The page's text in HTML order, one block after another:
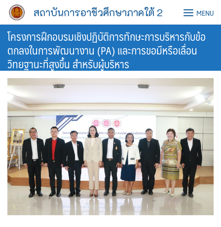
Skip
content
สถาบันการอาชีวศึกษาภาคใต้ 2 MENU
โครงการฝึกอบรมเชิงปฏิบัติการทักษะการบริหารกับข้อ
ตกลงในการพัฒนางาน (PA) และการขอมีหรือเลื่อน
วิทยฐานะที่สูงขึ้น สำหรับผู้บริหาร